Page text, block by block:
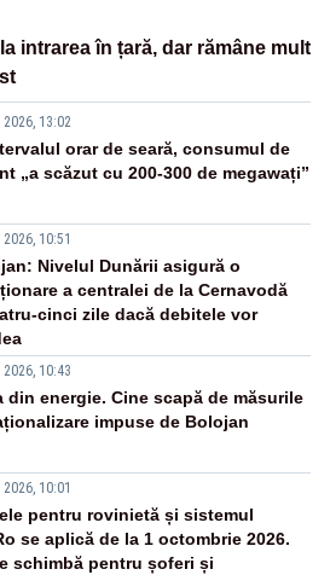
intrarea în țară, dar rămâne mult
13:02
orar de seară, consumul de
„a scăzut cu 200-300 de megawați”
10:51
Nivelul Dunării asigură o
a centralei de la Cernavodă
cinci zile dacă debitele vor
10:43
din energie. Cine scapă de măsurile
impuse de Bolojan
10:01
pentru rovinietă și sistemul
se aplică de la 1 octombrie 2026.
schimbă pentru șoferi și